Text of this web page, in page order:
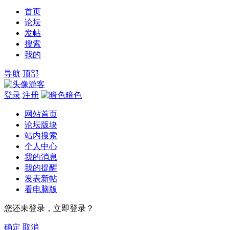
首页
论坛
发帖
搜索
我的
导航 顶部
游客
登录 注册 暗色
网站首页
论坛版块
站内搜索
个人中心
我的消息
我的提醒
发表新帖
看电脑版
您还未登录，立即登录？
确定 取消